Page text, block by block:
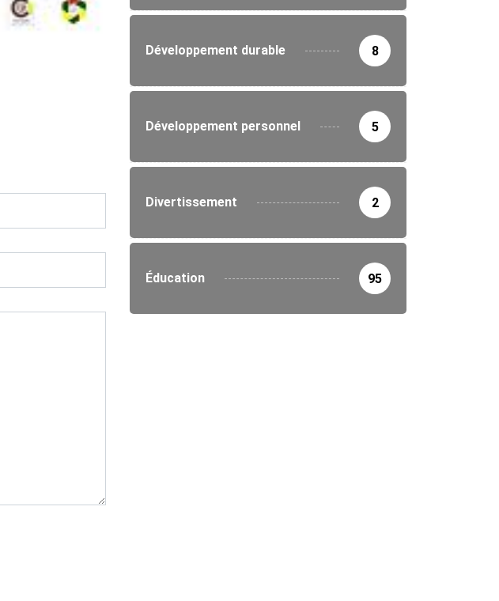
Sokodé accueille le NLDS 2025 : la...
Développement durable 8
Développement personnel 5
Divertissement 2
Éducation 95